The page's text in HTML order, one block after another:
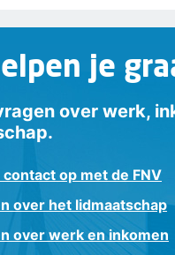
je
over werk,
contact op met de FNV
over het lidmaatschap
over werk en inkomen